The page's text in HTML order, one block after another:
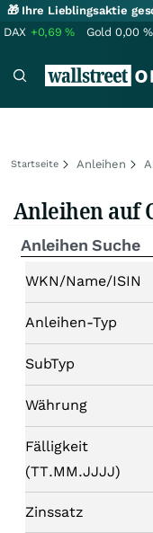
🎁 Ihre Lieblingsaktie
DAX +0,69% Gold 0,00 %
Startseite Anleihen
Anleihen auf
Anleihen Suche
WKN/Name/ISIN
Anleihen-Typ
SubTyp
Währung
Fälligkeit
(TT.MM.JJJJ)
Zinssatz